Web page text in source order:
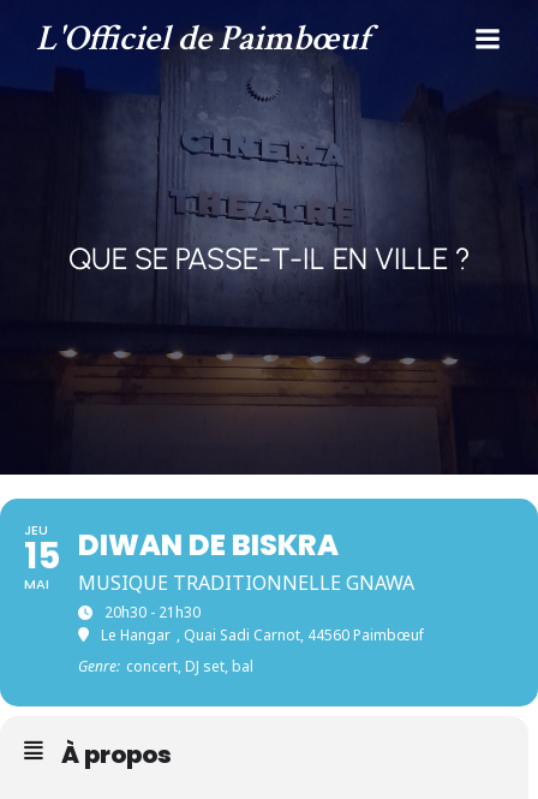
L'Officiel de Paimbœuf
QUE SE PASSE-T-IL EN VILLE ?
JEU
15
MAI
DIWAN DE BISKRA
MUSIQUE TRADITIONNELLE GNAWA
20h30 - 21h30
Le Hangar , Quai Sadi Carnot, 44560 Paimbœuf
Genre: concert, DJ set, bal
À propos